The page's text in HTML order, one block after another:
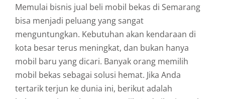
Memulai bisnis jual beli mobil bekas di Semarang
bisa menjadi peluang yang sangat
menguntungkan. Kebutuhan akan kendaraan di
kota besar terus meningkat, dan bukan hanya
mobil baru yang dicari. Banyak orang memilih
mobil bekas sebagai solusi hemat. Jika Anda
tertarik terjun ke dunia ini, berikut adalah